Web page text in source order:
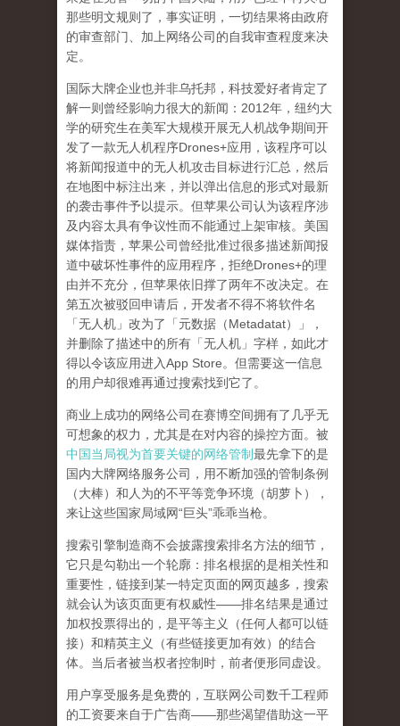
那些明文规则了，事实证明， 一切结果将由政府
的审查部门、加上网络公司的自我审查程度来决
定。
国际大牌企业也并非乌托邦，科技爱好者肯定了
解一则曾经影响力很大的新闻： 2012年，纽约大
学的研究生在美军大规模开展无人机战争期间开
发了一款无人机程序Drones+应用，该程序可以
将新闻报道中的无人机攻击目标进行汇总，然后
在地图中标注出来，并以弹出信息的形式对最新
的袭击事件予以提示。但苹果公司认为该程序涉
及内容太具有争议性而不能通过上架审核。美国
媒体指责，苹果公司曾经批准过很多描述新闻报
道中破坏性事件的应用程序，拒绝Drones+的理
由并不充分，但苹果依旧撑了两年不改决定。在
第五次被驳回申请后，开发者不得不将软件名
「无人机」改为了「元数据（Metadatat）」，
并删除了描述中的所有「无人机」字样，如此才
得以令该应用进入App Store。但需要这一信息
的用户却很难再通过搜索找到它了。
商业上成功的网络公司在赛博空间拥有了几乎无
可想象的权力，尤其是在对内容的操控方面。被
中国当局视为首要关键的网络管制最先拿下的是
国内大牌网络服务公司 ，用不断加强的管制条例
（大棒）和人为的不平等竞争环境（胡萝卜），
来让这些国家局域网“巨头”乖乖当枪。
搜索引擎制造商不会披露搜索排名方法的细节，
它只是勾勒出一个轮廓：排名根据的是相关性和
重要性，链接到某一特定页面的网页越多，搜索
就会认为该页面更有权威性——排名结果是通过
加权投票得出的，是平等主义（任何人都可以链
接）和精英主义（有些链接更加有效）的结合
体。 当后者被当权者控制时，前者便形同虚设。
用户享受服务是免费的，互联网公司数千工程师
的工资要来自于广告商——那些渴望借助这一平